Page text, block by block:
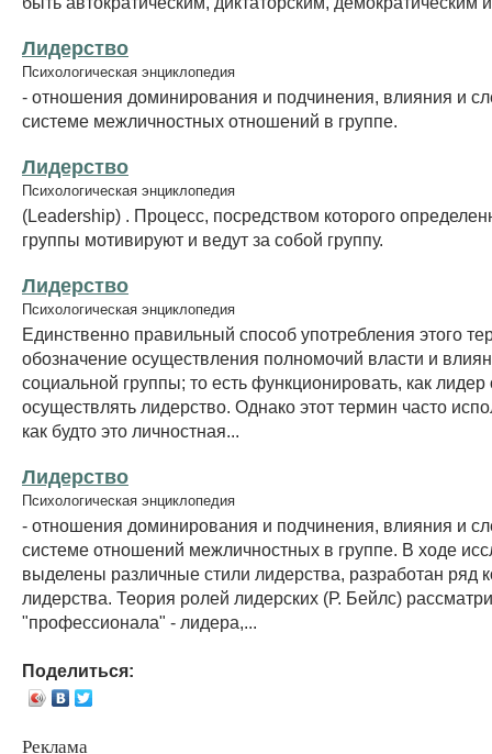
Лидерство
Психологическая энциклопедия
- отношения доминирования и подчинения, влияния и
системе межличностных отношений в группе.
Лидерство
Психологическая энциклопедия
(Leadership) . Процесс, посредством которого
группы мотивируют и ведут за собой группу.
Лидерство
Психологическая энциклопедия
Единственно правильный способ употребления этого
обозначение осуществления полномочий власти и
социальной группы; то есть функционировать, как лидер
осуществлять лидерство. Однако этот термин часто
как будто это личностная...
Лидерство
Психологическая энциклопедия
- отношения доминирования и подчинения, влияния и
системе отношений межличностных в группе. В ходе
выделены различные стили лидерства, разработан ряд
лидерства. Теория ролей лидерских (Р. Бейлс)
"профессионала" - лидера,...
Поделиться:
Реклама